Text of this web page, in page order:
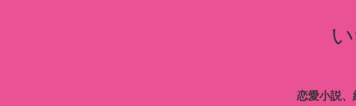
恋愛小説、